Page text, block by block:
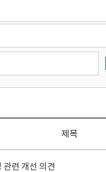
제목
관련 개선 의견